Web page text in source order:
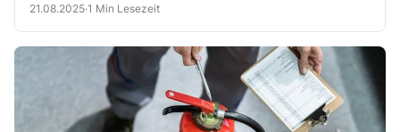
21.08.2025·1 Min Lesezeit